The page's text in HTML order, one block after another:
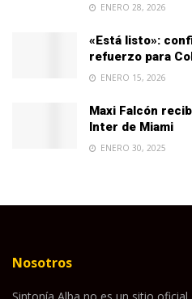
ENERO 28, 2026
«Está listo»:
refuerzo para
ENERO 15, 2026
Maxi Falcón
Inter de Miami
ENERO 30, 2025
Nosotros
Sintonía Alba no es un sitio